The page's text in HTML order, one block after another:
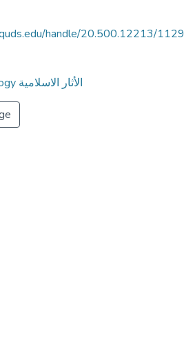
handle/20.500.12213/1129
Islamic Archaeology الأثار الاسلامية